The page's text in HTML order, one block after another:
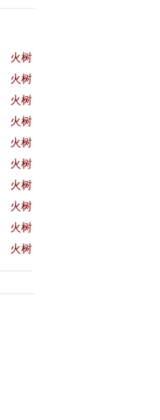
火树
火树
火树
火树
火树
火树
火树
火树
火树
火树